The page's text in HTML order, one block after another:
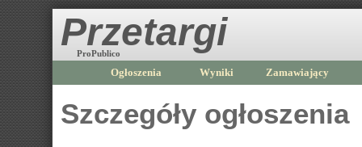
Przetargi
ProPublico
Ogłoszenia Wyniki Zamawiający
Szczegóły ogłoszenia